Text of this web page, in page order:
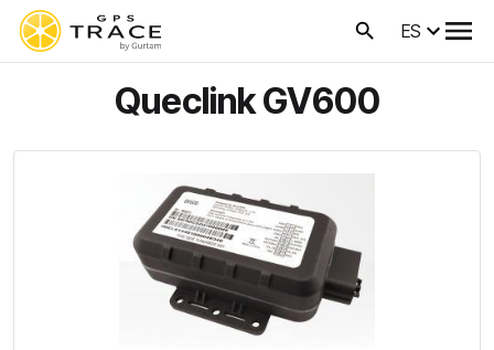
ES
Queclink GV600